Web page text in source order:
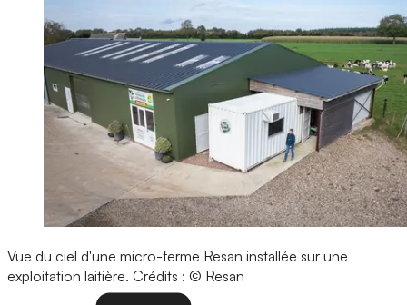
Vue du ciel d'une micro-ferme Resan installée sur une
exploitation laitière. Crédits : © Resan